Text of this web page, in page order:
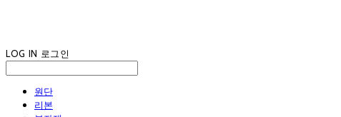
LOG IN 로그인
원단
리본